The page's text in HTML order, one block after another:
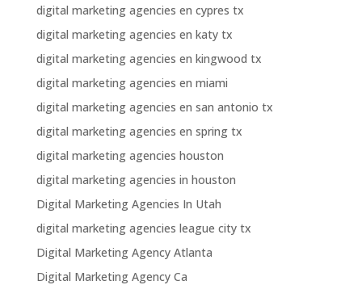
digital marketing agencies en cypres tx
digital marketing agencies en katy tx
digital marketing agencies en kingwood tx
digital marketing agencies en miami
digital marketing agencies en san antonio tx
digital marketing agencies en spring tx
digital marketing agencies houston
digital marketing agencies in houston
Digital Marketing Agencies In Utah
digital marketing agencies league city tx
Digital Marketing Agency Atlanta
Digital Marketing Agency Ca